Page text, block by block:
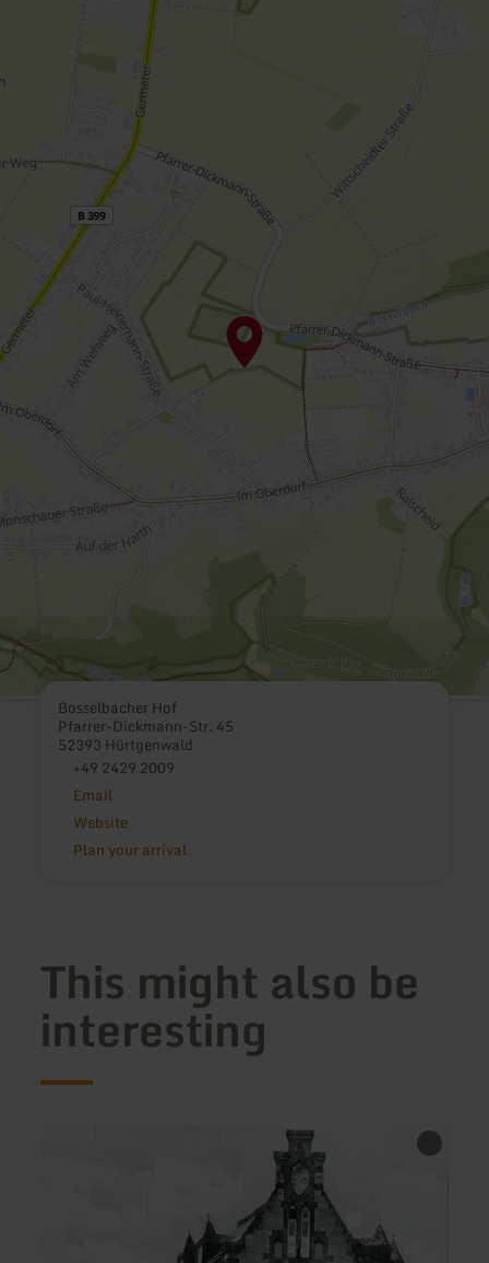
Bosselbacher Hof
Pfarrer-Dickmann-Str. 45
52393 Hürtgenwald
+49 2429 2009
Email
Website
Plan your arrival
This might also be
interesting